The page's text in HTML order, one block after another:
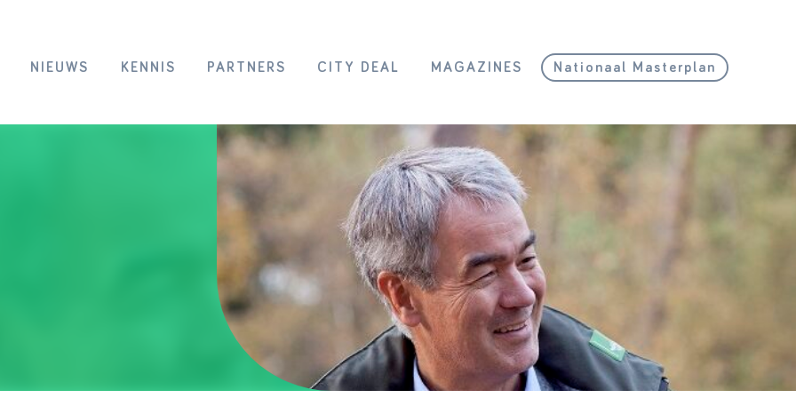
NIEUWS KENNIS PARTNERS CITY DEAL MAGAZINES Nationaal Masterplan